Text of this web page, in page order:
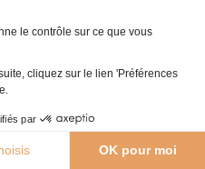
Brochures
le contrôle sur ce que vous
cliquez sur le lien 'Préférences
par
OK pour moi